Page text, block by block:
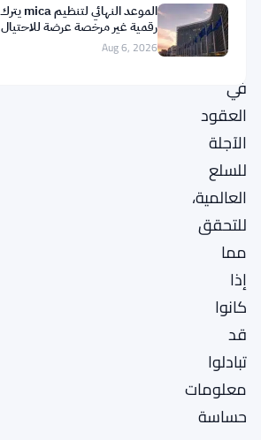
متداولًا
نشطًا
في
العقود
الآجلة
للسلع
العالمية،
للتحقق
مما
إذا
كانوا
قد
تبادلوا
معلومات
حساسة
رقمية غير مرخصة عرضة للاحتيال
Aug 6, 2026